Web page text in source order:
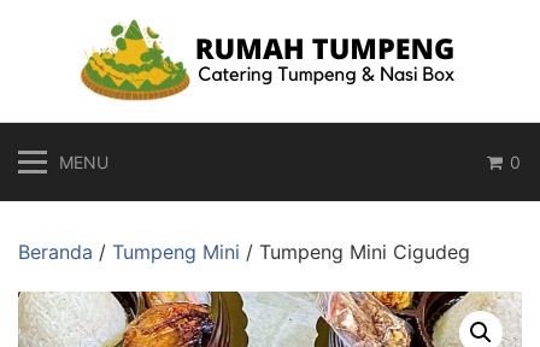
MENU 0
Beranda / Tumpeng Mini / Tumpeng Mini Cigudeg